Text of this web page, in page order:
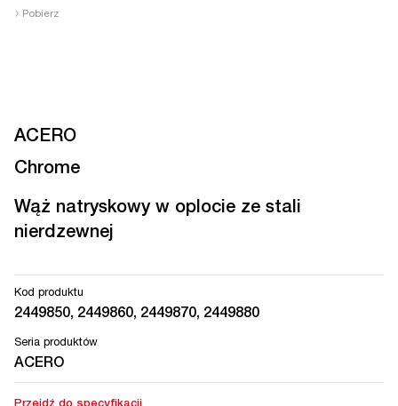
› Pobierz
ACERO
Chrome
Wąż natryskowy w oplocie ze stali
nierdzewnej
Kod produktu
2449850, 2449860, 2449870, 2449880
Seria produktów
ACERO